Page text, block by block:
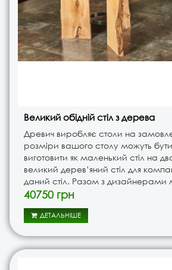
Великий обідній стіл з дерева
Древич виробляє столи на
розміри вашого столу можуть
виготовити як маленький стіл на
великий дерев’яний стіл для
даний стіл. Разом з дизайнерами
унікальний переговорний стіл в
40750 грн
ДЕТАЛЬНІШЕ